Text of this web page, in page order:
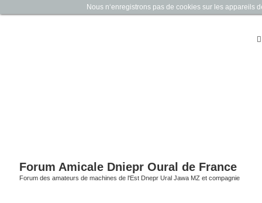
Nous n‘enregistrons pas de cookies sur les appareils
Forum Amicale Dniepr Oural de France
Forum des amateurs de machines de l'Est Dnepr Ural Jawa MZ et compagnie